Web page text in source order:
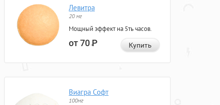
Левитра
20 мг
Мощный эффект на 5ть часов.
от 70Р Купить
Виагра Софт
100мг